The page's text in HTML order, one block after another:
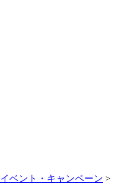
イベント・キャンペーン >